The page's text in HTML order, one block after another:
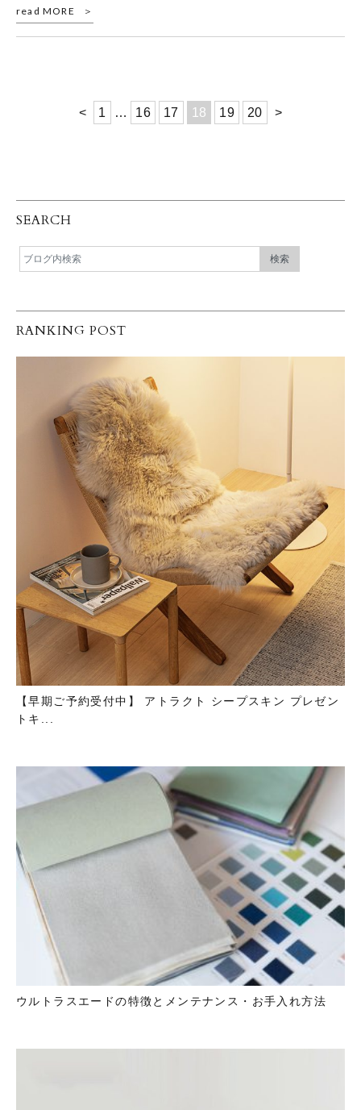
read MORE
< 1 … 16 17 18 19 20 >
SEARCH
RANKING POST
【早期ご予約受付中】 アトラクト シープスキン プレゼン
トキ...
ウルトラスエードの特徴とメンテナンス・お手入れ方法